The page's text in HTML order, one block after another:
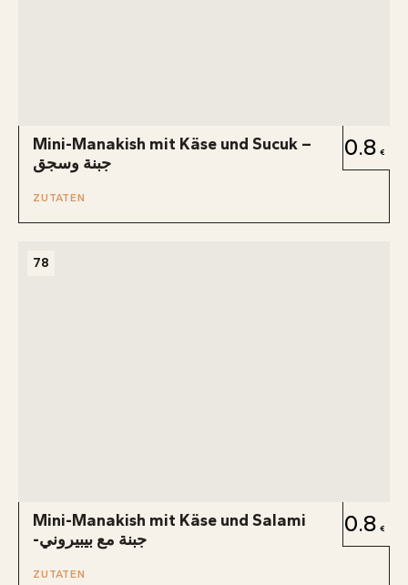
Mini-Manakish mit Käse und Sucuk –
جبنة وسجق
0.8
ZUTATEN
78
Mini-Manakish mit Käse und Salami
-جبنة مع بيبيروني
0.8
ZUTATEN